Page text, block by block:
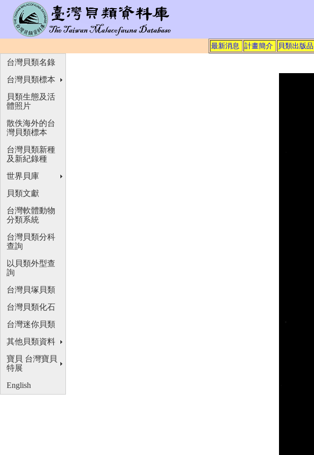
最新消息 計畫簡介 貝類出版品
台灣貝類名錄
台灣貝類標本
貝類生態及活
體照片
散佚海外的台
灣貝類標本
台灣貝類新種
及新紀錄種
世界貝庫
貝類文獻
台灣軟體動物
分類系統
台灣貝類分科
查詢
以貝類外型查
詢
台灣貝塚貝類
台灣貝類化石
台灣迷你貝類
其他貝類資料
寶貝 台灣寶貝
特展
English